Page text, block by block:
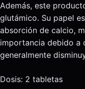
Además, este
glutámico. Su papel
absorción de calcio,
importancia debido a
generalmente
Dosis: 2 tabletas